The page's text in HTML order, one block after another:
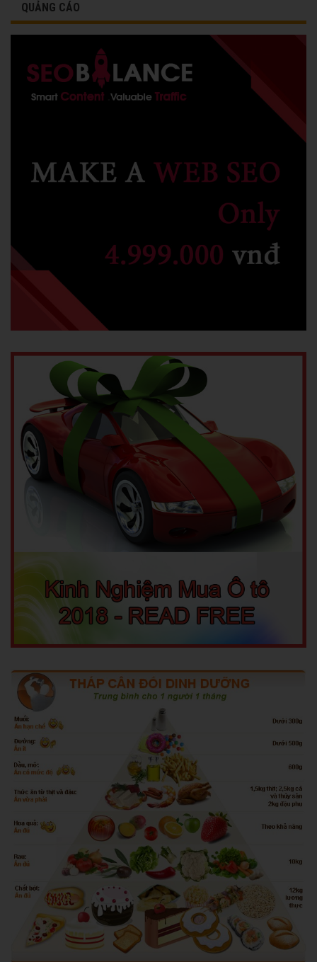
QUẢNG CÁO